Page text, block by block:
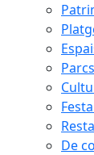
Parcs
De